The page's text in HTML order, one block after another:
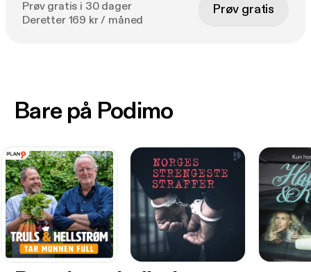
Prøv gratis i 30 dager
Deretter 169 kr / måned
Prøv gratis
Bare på Podimo